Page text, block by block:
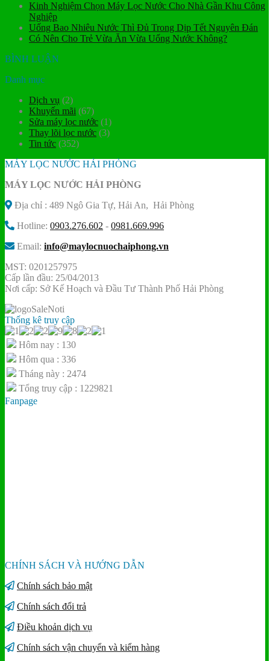
Kinh Nghiệm Chọn Máy Lọc Nước Cho Nhà Gần Khu Công
Nghiệp
Uống Bao Nhiêu Nước Thì Đủ Trong Dịp Tết Nguyên Đán
Có Nên Cho Trẻ Vừa Ăn Vừa Uống Nước Không?
BÌNH LUẬN
Danh mục
Dịch vụ (2)
Khuyến mãi (67)
Sửa máy lọc nước (1)
Thay lõi lọc nước (3)
Tin tức (352)
MÁY LỌC NƯỚC HẢI PHÒNG
MÁY LỌC NƯỚC HẢI PHÒNG
Địa chỉ : 489 Ngô Gia Tự, Hải An, Hải Phòng
Hotline: 0903.276.602 - 0981.669.996
Email: info@maylocnuochaiphong.vn
MST: 0201257975
Cấp lần đầu: 25/04/2013
Nơi cấp: Sở Kế Hoạch và Đầu Tư Thành Phố Hải Phòng
Thống kê truy cập
Hôm nay : 130
Hôm qua : 336
Tháng này : 2474
Tổng truy cập : 1229821
Fanpage
CHÍNH SÁCH VÀ HƯỚNG DẪN
Chính sách bảo mật
Chính sách đổi trả
Điều khoản dịch vụ
Chính sách vận chuyển và kiểm hàng